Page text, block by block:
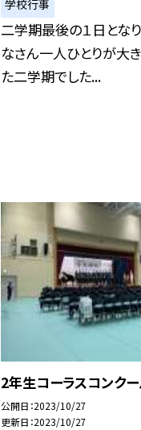
学校行事
二学期最後の１日とな
なさん一人ひとりが大
た二学期でした...
2年生コーラスコンク
公開日 2023/10/27
更新日 2023/10/27